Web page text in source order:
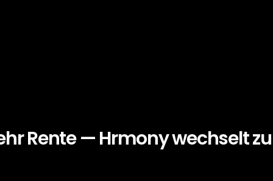
Rente — Hrmony wechselt zu